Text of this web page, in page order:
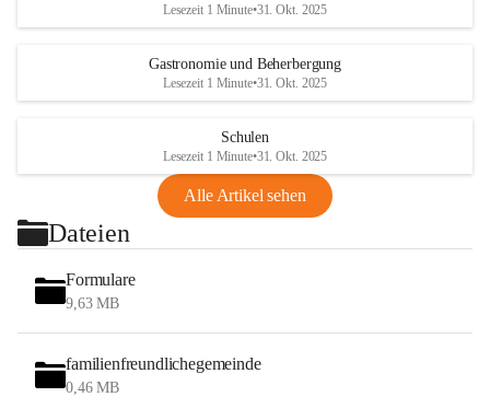
Lesezeit 1 Minute•31. Okt. 2025
Gastronomie und Beherbergung
Lesezeit 1 Minute•31. Okt. 2025
Schulen
Lesezeit 1 Minute•31. Okt. 2025
Alle Artikel sehen
Dateien
Formulare
9,63 MB
familienfreundlichegemeinde
0,46 MB